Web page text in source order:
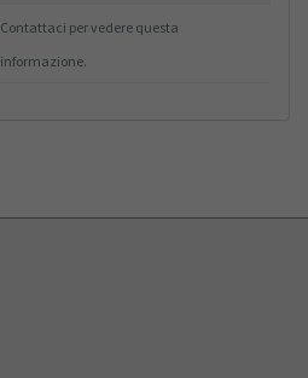
Contattaci per vedere questa
informazione.